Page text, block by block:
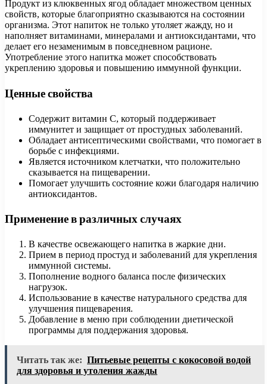
Продукт из клюквенных ягод обладает множеством ценных
свойств, которые благоприятно сказываются на состоянии
организма. Этот напиток не только утоляет жажду, но и
наполняет витаминами, минералами и антиоксидантами, что
делает его незаменимым в повседневном рационе.
Употребление этого напитка может способствовать
укреплению здоровья и повышению иммунной функции.
Ценные свойства
Содержит витамин C, который поддерживает
иммунитет и защищает от простудных заболеваний.
Обладает антисептическими свойствами, что помогает в
борьбе с инфекциями.
Является источником клетчатки, что положительно
сказывается на пищеварении.
Помогает улучшить состояние кожи благодаря наличию
антиоксидантов.
Применение в различных случаях
В качестве освежающего напитка в жаркие дни.
Прием в период простуд и заболеваний для укрепления
иммунной системы.
Пополнение водного баланса после физических
нагрузок.
Использование в качестве натурального средства для
улучшения пищеварения.
Добавление в меню при соблюдении диетической
программы для поддержания здоровья.
Читать так же: Питьевые рецепты с кокосовой водой
для здоровья и утоления жажды